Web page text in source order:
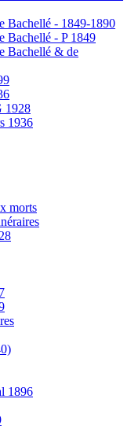
Bachellé - 1849-1890
Bachellé - P 1849
Bachellé & de
1928
1936
morts
1896